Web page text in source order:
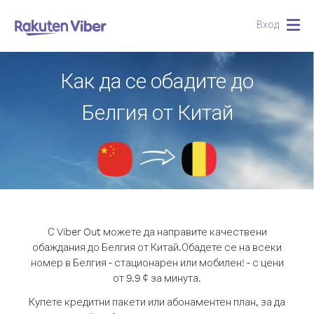
Вход
Как да се обадите до
Белгия от Китай
С Viber Out можете да направите качествени
обаждания до Белгия от Китай.Обадете се на всеки
номер в Белгия - стационарен или мобилен! - с цени
от 9.9 ¢ за минута.
Купете кредитни пакети или абонаментен план, за да